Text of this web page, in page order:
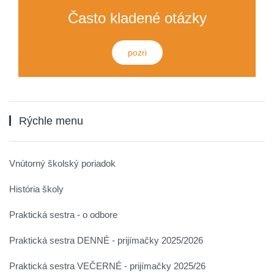
Často kladené otázky
pozri
Rýchle menu
Vnútorný školský poriadok
História školy
Praktická sestra - o odbore
Praktická sestra DENNÉ - prijímačky 2025/2026
Praktická sestra VEČERNÉ - prijímačky 2025/26